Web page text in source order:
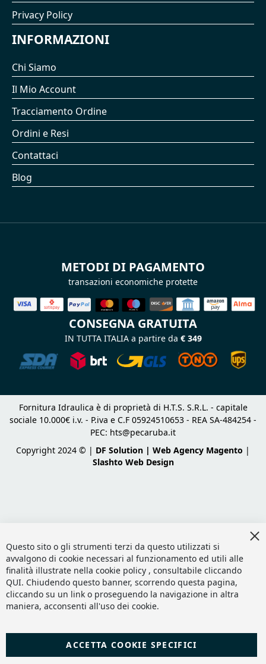
Privacy Policy
INFORMAZIONI
Chi Siamo
Il Mio Account
Tracciamento Ordine
Ordini e Resi
Contattaci
Blog
METODI DI PAGAMENTO
transazioni economiche protette
CONSEGNA GRATUITA
IN TUTTA ITALIA a partire da € 349
Fornitura Idraulica è di proprietà di H.T.S. S.R.L. - capitale
sociale 10.000€ i.v. - P.iva e C.F 05924510653 - REA SA-484254 -
PEC: hts@pecaruba.it
Copyright 2024 © | DF Solution | Web Agency Magento |
Slashto Web Design
Questo sito o gli strumenti terzi da questo utilizzati si
avvalgono di cookie necessari al funzionamento ed utili alle
finalità illustrate nella cookie policy , consultabile cliccando
QUI. Chiudendo questo banner, scorrendo questa pagina,
cliccando su un link o proseguendo la navigazione in altra
maniera, acconsenti all'uso dei cookie.
ACCETTA COOKIE SPECIFICI